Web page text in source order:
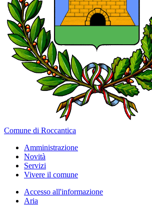
Comune di Roccantica
Amministrazione
Novità
Servizi
Vivere il comune
Accesso all'informazione
Aria